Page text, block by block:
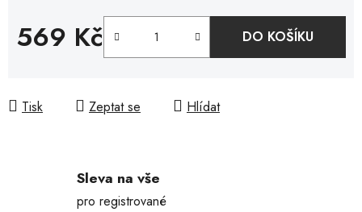
569 Kč DO KOŠÍKU
Tisk Zeptat se Hlídat
Sleva na vše
pro registrované